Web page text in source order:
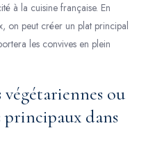
à la cuisine française. En
on peut créer un plat principal
les convives en plein
ou
principaux dans